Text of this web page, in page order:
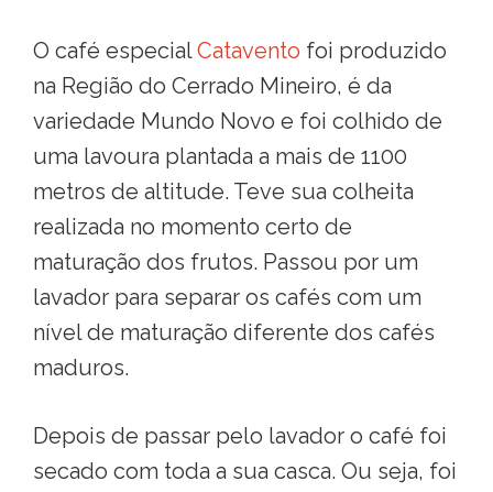
O café especialCatavento foi produzido
na Região do Cerrado Mineiro, é da
variedade Mundo Novo e foi colhido de
uma lavoura plantada a mais de 1100
metros de altitude. Teve sua colheita
realizada no momento certo de
maturação dos frutos. Passou por um
lavador para separar os cafés com um
nível de maturação diferente dos cafés
maduros.
Depois de passar pelo lavador o café foi
secado com toda a sua casca. Ou seja, foi